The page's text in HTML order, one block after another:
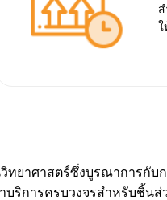
ยาศาสตร์ซึ่งบูรณาการกับ
บริการครบวงจรสำหรับชิ้